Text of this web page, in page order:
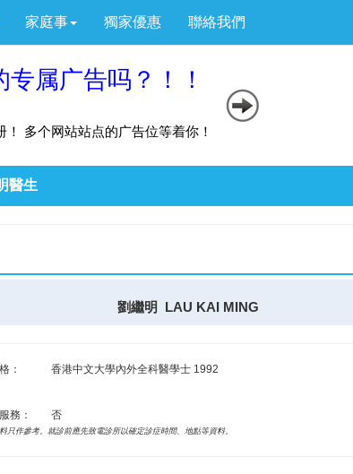
家庭事 獨家優惠 聯絡我們
醫生
劉繼明 LAU KAI MING
： 香港中文大學內外全科醫學士 1992
務： 否
只作參考。就診前應先致電診所以確定診症時間、地點等資料。